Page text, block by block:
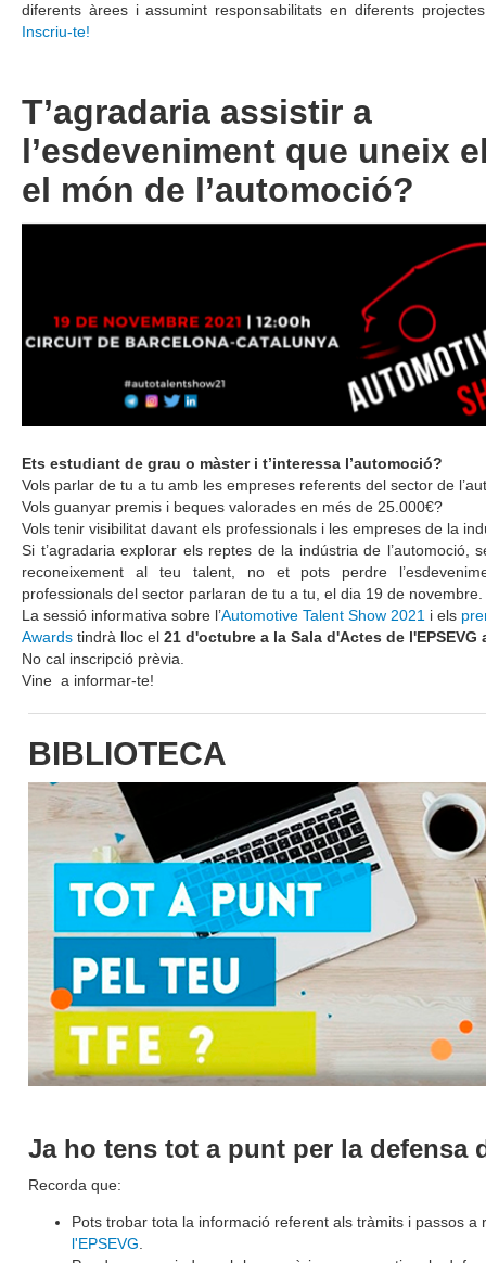
diferents àrees i assumint responsabilitats en diferents
Inscriu-te!
T’agradaria assistir a
l’esdeveniment que uneix
el món de l’automoció?
Ets estudiant de grau o màster i t’interessa l’automoció?
Vols parlar de tu a tu amb les empreses referents del sector de
Vols guanyar premis i beques valorades en més de 25.000€?
Vols tenir visibilitat davant els professionals i les empreses de la
Si t’agradaria explorar els reptes de la indústria de l’automoció,
reconeixement al teu talent, no et pots perdre
professionals del sector parlaran de tu a tu, el dia 19 de novembre.
La sessió informativa sobre l’Automotive Talent Show 2021 i els
Awards tindrà lloc el 21 d'octubre a la Sala d'Actes de l'EPSEVG
No cal inscripció prèvia.
Vine a informar-te!
BIBLIOTECA
Ja ho tens tot a punt per la defensa
Recorda que:
Pots trobar tota la informació referent als tràmits i passos a
l'EPSEVG